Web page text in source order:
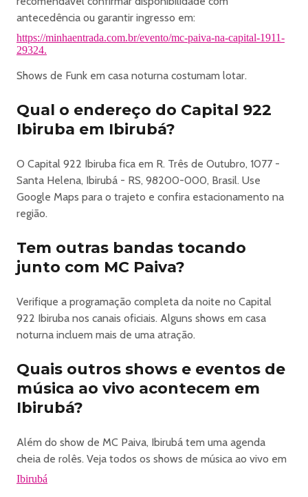
antecedência ou garantir ingresso em:
https://minhaentrada.com.br/evento/mc-paiva-na-capital-1911-
29324.
Shows de Funk em casa noturna costumam lotar.
Qual o endereço do Capital 922
Ibiruba em Ibirubá?
O Capital 922 Ibiruba fica em R. Três de Outubro, 1077 -
Santa Helena, Ibirubá - RS, 98200-000, Brasil. Use
Google Maps para o trajeto e confira estacionamento na
região.
Tem outras bandas tocando
junto com MC Paiva?
Verifique a programação completa da noite no Capital
922 Ibiruba nos canais oficiais. Alguns shows em casa
noturna incluem mais de uma atração.
Quais outros shows e eventos de
música ao vivo acontecem em
Ibirubá?
Além do show de MC Paiva, Ibirubá tem uma agenda
cheia de rolês. Veja todos os shows de música ao vivo em
Ibirubá